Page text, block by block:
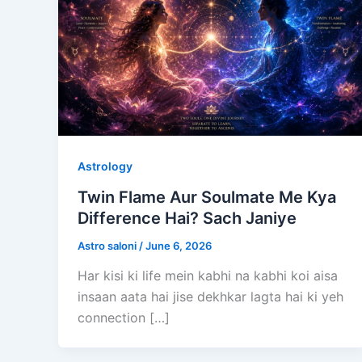
Astrology
Twin Flame Aur Soulmate Me Kya
Difference Hai? Sach Janiye
Astro saloni /June 6, 2026
Har kisi ki life mein kabhi na kabhi koi aisa
insaan aata hai jise dekhkar lagta hai ki yeh
connection […]